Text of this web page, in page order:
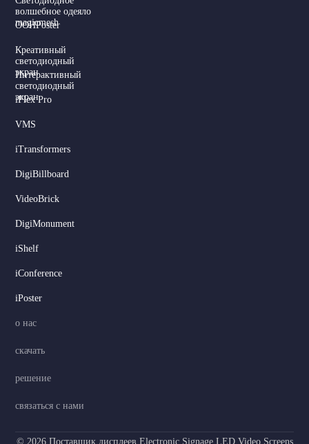
волшебное одеяло
magicmesh
OOHPoster
Креативный
светодиодный
экран
Интерактивный
светодиодный
экран
iFlex Pro
VMS
iTransformers
DigiBillboard
VideoBrick
DigiMonument
iShelf
iConference
iPoster
о нас
скачать
решение
связаться с нами
© 2026 Поставщик дисплеев Electronic Signage LED Video Screens
Spanish